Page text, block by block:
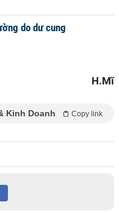
do dư cung
H.Mĩ
Kinh Doanh Copy link